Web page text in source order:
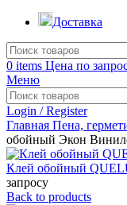
Доставка
0 items Цена по
Меню
Login / Register
Главная Пена,
обойный Экон
Клей обойный
запросу
Back to products